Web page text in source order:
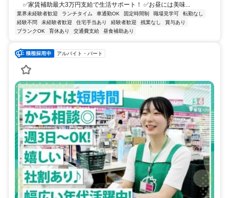
✅家賃補助最大3万円支給で生活サポート！ ✅お昼には美味...
業界未経験者歓迎 ランチタイム 車通勤OK 固定時間制 職場見学可
転勤なし
経験不問
未経験者歓迎 住宅手当あり 経験者歓迎 残業なし
賞与あり
ブランクOK
育休あり 交通費支給 昼食補助あり
アルバイト・パート